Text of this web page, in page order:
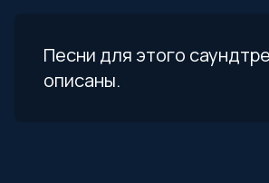
Песни для этого
описаны.